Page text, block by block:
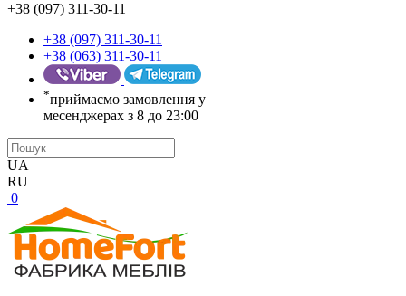
+38 (097) 311-30-11
+38 (097) 311-30-11
+38 (063) 311-30-11
*приймаємо замовлення у
месенджерах з 8 до 23:00
UA
RU
0